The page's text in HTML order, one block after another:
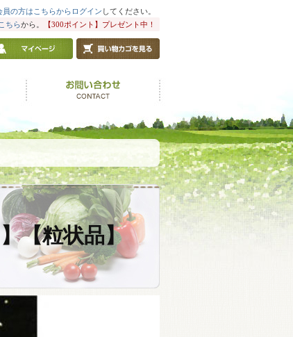
員の方はこちらからログイン してください。
ちらから。 【300ポイント】プレゼント中！
【粒状品】